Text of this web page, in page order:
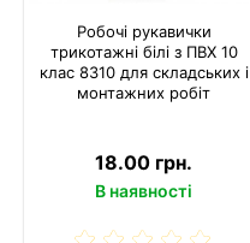
Робочі рукавички
трикотажні білі з ПВХ 10
клас 8310 для складських і
монтажних робіт
18.00 грн.
В наявності